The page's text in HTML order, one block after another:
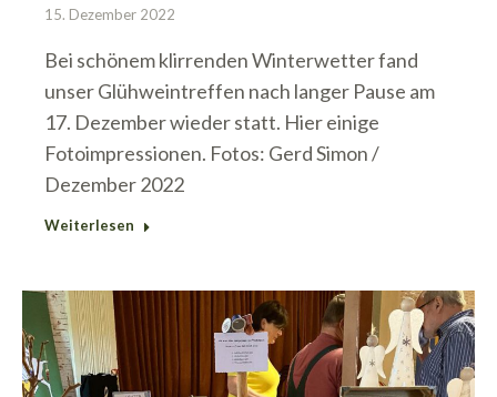
15. Dezember 2022
Bei schönem klirrenden Winterwetter fand
unser Glühweintreffen nach langer Pause am
17. Dezember wieder statt. Hier einige
Fotoimpressionen. Fotos: Gerd Simon /
Dezember 2022
Weiterlesen